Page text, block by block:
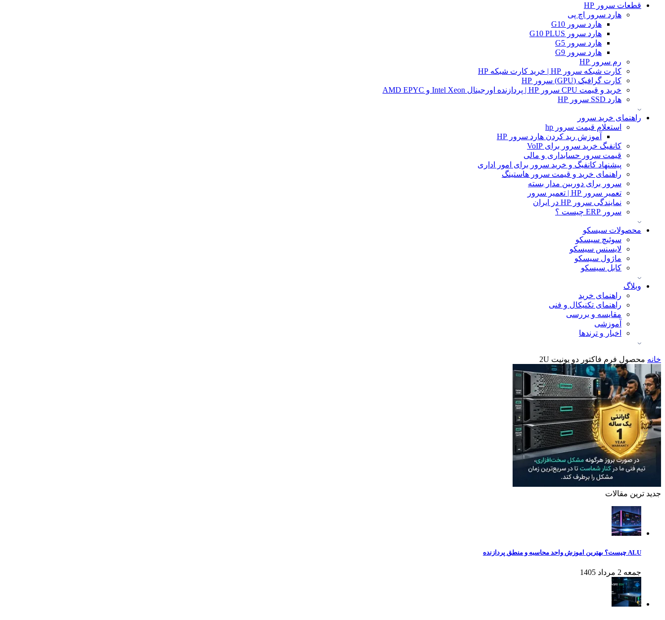
قطعات سرور HP
هارد سرور اچ پی
هارد سرور G10
هارد سرور G10 PLUS
هارد سرور G5
هارد سرور G9
رم سرور HP
کارت شبکه سرور HP | خرید کارت شبکه HP
کارت گرافیک (GPU) سرور HP
خرید و قیمت CPU سرور HP | پردازنده اورجینال Intel Xeon و AMD EPYC
هارد SSD سرور HP
راهنمای خرید سرور
استعلام قیمت سرور hp
آموزش ريد كردن هارد سرور HP
کانفیگ خرید سرور برای VoIP
قیمت سرور حسابداری و مالی
پیشنهاد کانفیگ و خرید سرور برای امور اداری
راهنمای خرید و قیمت سرور هاستینگ
سرور برای دوربین مدار بسته
تعمیر سرور HP | تعمیر سرور
نمایندگی سرور HP در ایران
سرور ERP چیست ؟
محصولات سیسکو
سوئیچ سیسکو
لایسنس سیسکو
ماژول سیسکو
کابل سیسکو
وبلاگ
راهنمای خرید
راهنمای تکنیکال و فنی
مقایسه و بررسی
آموزشی
اخبار و ترندها
خانه محصول فرم فاکتور دو یونیت 2U
جدید ترین مقالات
ALU چیست؟ بهترین اموزش واحد محاسبه و منطق پردازنده
جمعه 2 مرداد 1405